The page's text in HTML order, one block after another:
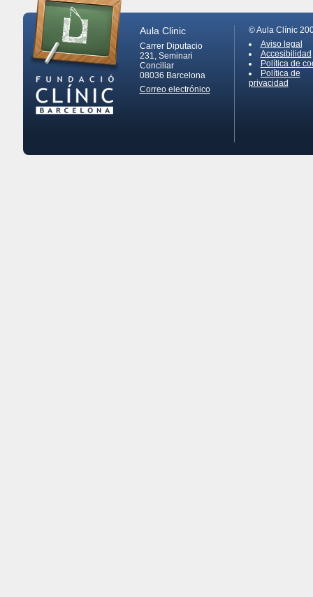
Aula Clinic
Carrer Diputacio
231, Seminari
Conciliar
08036 Barcelona
Correo electrónico
© Aula Clínic
Aviso legal
Accesibilidad
Política de
Política de
privacidad